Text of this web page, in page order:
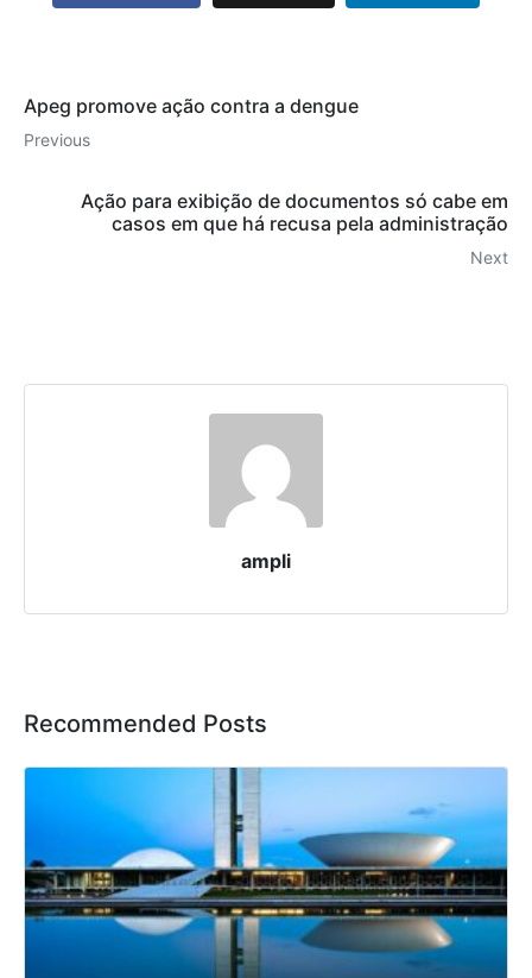
Apeg promove ação contra a dengue
Previous
Ação para exibição de documentos só cabe em
casos em que há recusa pela administração
Next
ampli
Recommended Posts